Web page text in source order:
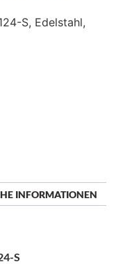
S, Edelstahl,
INFORMATIONEN
S